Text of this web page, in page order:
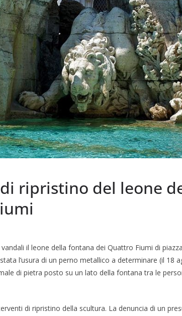
ripristino del leone
il leone della fontana dei Quattro Fiumi di
l’usura di un perno metallico a determinare (il 18
di pietra posto su un lato della fontana tra le
di ripristino della scultura. La denuncia di un